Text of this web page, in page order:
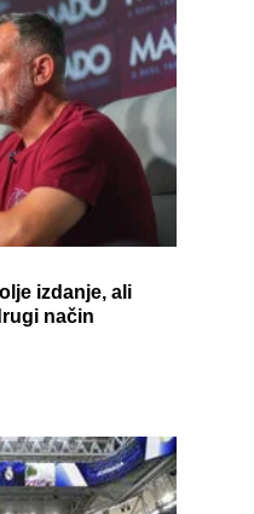
izdanje, ali
način